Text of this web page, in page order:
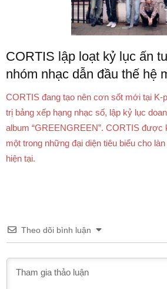
CORTIS lập loạt kỷ lục ấn
nhóm nhạc dẫn đầu thế hệ
CORTIS đang tạo nên cơn sốt mới tại K-
trị bảng xếp hạng nhạc số, lập kỷ lục
album “GREENGREEN”. CORTIS được
một trong những đại diện tiêu biểu cho
hiện tại.
Theo dõi bình luận